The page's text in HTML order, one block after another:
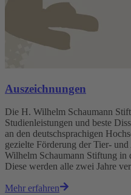
Auszeichnungen
Die H. Wilhelm Schaumann
Studienleistungen und beste
an den deutschsprachigen
gezielte Förderung der Tier-
Wilhelm Schaumann Stiftung in
Diese werden alle zwei Jahre
Mehr erfahren